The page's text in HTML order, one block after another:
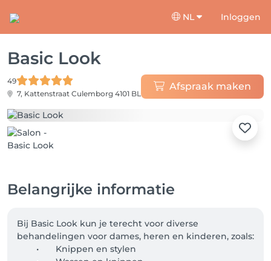
NL Inloggen
Basic Look
49
7, Kattenstraat Culemborg 4101 BL
Afspraak maken
Belangrijke informatie
Bij Basic Look kun je terecht voor diverse
behandelingen voor dames, heren en kinderen, zoals: